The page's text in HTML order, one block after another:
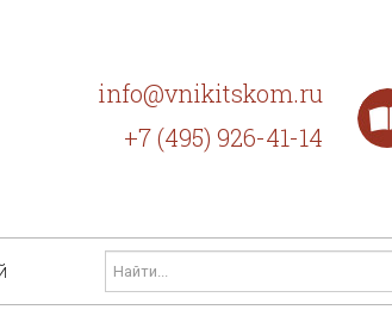
info@vnikitskom.ru
+7 (495) 926-41-14